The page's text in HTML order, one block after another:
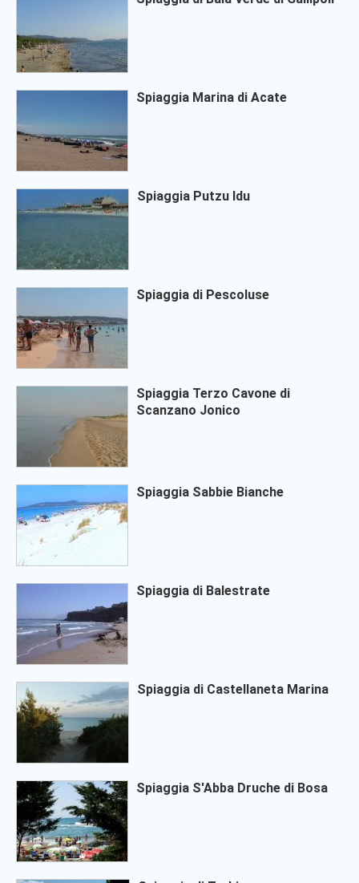
Spiaggia Marina di Acate
Spiaggia Putzu Idu
Spiaggia di Pescoluse
Spiaggia Terzo Cavone di
Scanzano Jonico
Spiaggia Sabbie Bianche
Spiaggia di Balestrate
Spiaggia di Castellaneta Marina
Spiaggia S'Abba Druche di Bosa